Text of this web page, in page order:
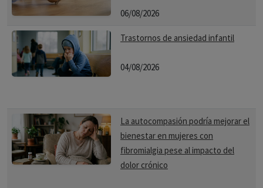
06/08/2026
Trastornos de ansiedad infantil
04/08/2026
La autocompasión podría mejorar el
bienestar en mujeres con
fibromialgia pese al impacto del
dolor crónico